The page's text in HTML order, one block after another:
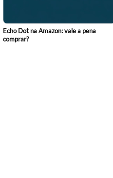
Echo Dot na Amazon: vale a pena
comprar?